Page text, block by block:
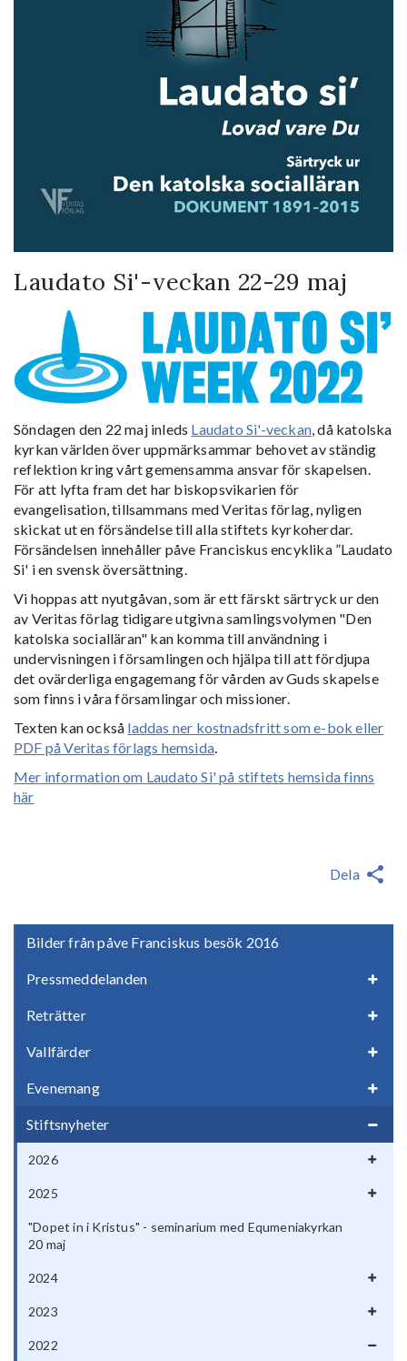
Bilder från påve Franciskus besök 2016
Pressmeddelanden
Reträtter
Vallfärder
Evenemang
Stiftsnyheter
2026
2025
"Dopet in i Kristus" - seminarium med Equmeniakyrkan
20 maj
2024
2023
2022
Laudato Si'-veckan 22-29 maj
Söndagen den 22 maj inleds Laudato Si'-veckan , då katolska
kyrkan världen över uppmärksammar behovet av ständig
reflektion kring vårt gemensamma ansvar för skapelsen.
För att lyfta fram det har biskopsvikarien för
evangelisation, tillsammans med Veritas förlag, nyligen
skickat ut en försändelse till alla stiftets kyrkoherdar.
Försändelsen innehåller påve Franciskus encyklika ”Laudato
Si' i en svensk översättning.
Vi hoppas att nyutgåvan, som är ett färskt särtryck ur den
av Veritas förlag tidigare utgivna samlingsvolymen "Den
katolska socialläran" kan komma till användning i
undervisningen i församlingen och hjälpa till att fördjupa
det ovärderliga engagemang för vården av Guds skapelse
som finns i våra församlingar och missioner.
Texten kan också laddas ner kostnadsfritt som e-bok eller
PDF på Veritas förlags hemsida
Mer information om Laudato Si' på stiftets hemsida finns
här
Dela